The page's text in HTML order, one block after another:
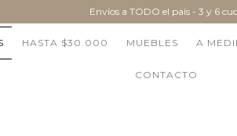
Envíos a TODO el país - 3 y 6
HASTA $30.000 MUEBLES A
CONTACTO